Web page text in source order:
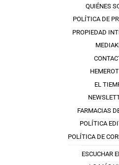
QUIÉNES
POLÍTICA DE
PROPIEDAD
EL
FARMACIAS
POLÍTICA
POLÍTICA DE
ESCUCHAR